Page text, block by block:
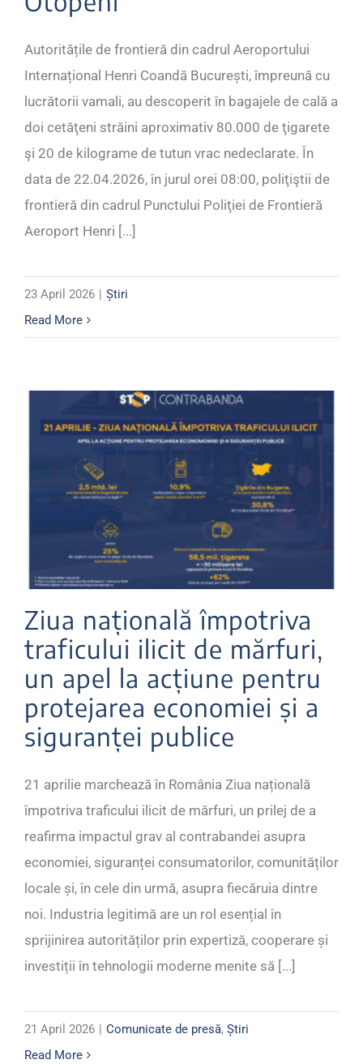
Autoritățile de frontieră din cadrul Aeroportului
Internațional Henri Coandă București, împreună cu
lucrătorii vamali, au descoperit în bagajele de cală a
doi cetăţeni străini aproximativ 80.000 de ţigarete
şi 20 de kilograme de tutun vrac nedeclarate. În
data de 22.04.2026, în jurul orei 08:00, poliţiştii de
frontieră din cadrul Punctului Poliţiei de Frontieră
Aeroport Henri [...]
23 April 2026 | Știri
Read More
Ziua națională împotriva
traficului ilicit de mărfuri,
un apel la acțiune pentru
protejarea economiei și a
siguranței publice
21 aprilie marchează în România Ziua națională
împotriva traficului ilicit de mărfuri, un prilej de a
reafirma impactul grav al contrabandei asupra
economiei, siguranței consumatorilor, comunităților
locale și, în cele din urmă, asupra fiecăruia dintre
noi. Industria legitimă are un rol esențial în
sprijinirea autorităților prin expertiză, cooperare și
investiții în tehnologii moderne menite să [...]
21 April 2026 | Comunicate de presă, Știri
Read More